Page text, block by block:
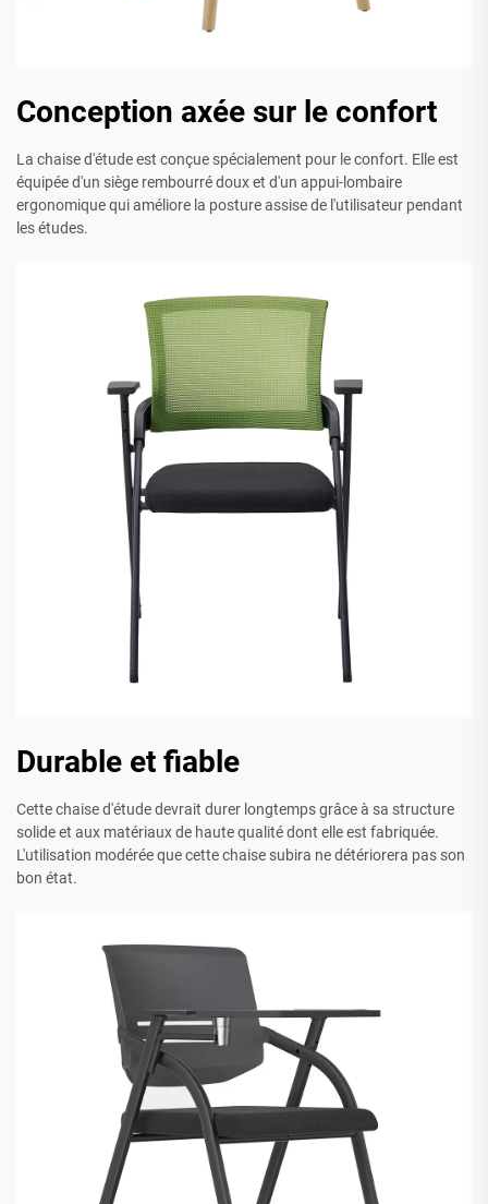
Conception axée sur le confort
La chaise d'étude est conçue spécialement pour le confort. Elle est
équipée d'un siège rembourré doux et d'un appui-lombaire
ergonomique qui améliore la posture assise de l'utilisateur pendant
les études.
Durable et fiable
Cette chaise d'étude devrait durer longtemps grâce à sa structure
solide et aux matériaux de haute qualité dont elle est fabriquée.
L'utilisation modérée que cette chaise subira ne détériorera pas son
bon état.